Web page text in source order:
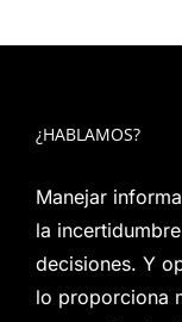
¿HABLAMOS?
Manejar
la
decisiones. Y
lo proporciona